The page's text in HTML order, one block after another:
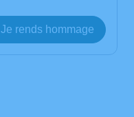
Je rends hommage